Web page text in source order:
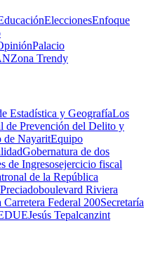
EleccionesEnfoque
Palacio
Zona Trendy
Estadística y GeografíaLos
de Prevención del Delito y
de NayaritEquipo
Gobernatura de dos
de Ingresosejercicio fiscal
de la República
boulevard Riviera
Federal 200Secretaría
Jesús Tepalcanzint